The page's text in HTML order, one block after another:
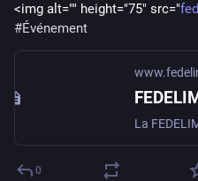
<img alt="" height="75" src="
#Événement
0